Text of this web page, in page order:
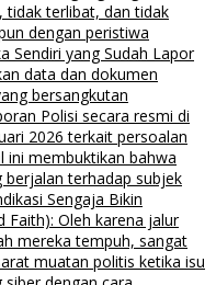
tidak terlibat, dan tidak
dengan peristiwa
Sendiri yang Sudah Lapor
data dan dokumen
bersangkutan
Polisi secara resmi di
2026 terkait persoalan
ini membuktikan bahwa
berjalan terhadap subjek
Sengaja Bikin
Faith): Oleh karena jalur
mereka tempuh, sangat
muatan politis ketika isu